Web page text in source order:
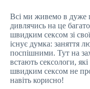
Всі ми живемо в дуже
дивлячись на це
швидким сексом зі
існує думка: заняття
поспішними. Тут на
встають сексологи,
швидким сексом не
навіть корисно!